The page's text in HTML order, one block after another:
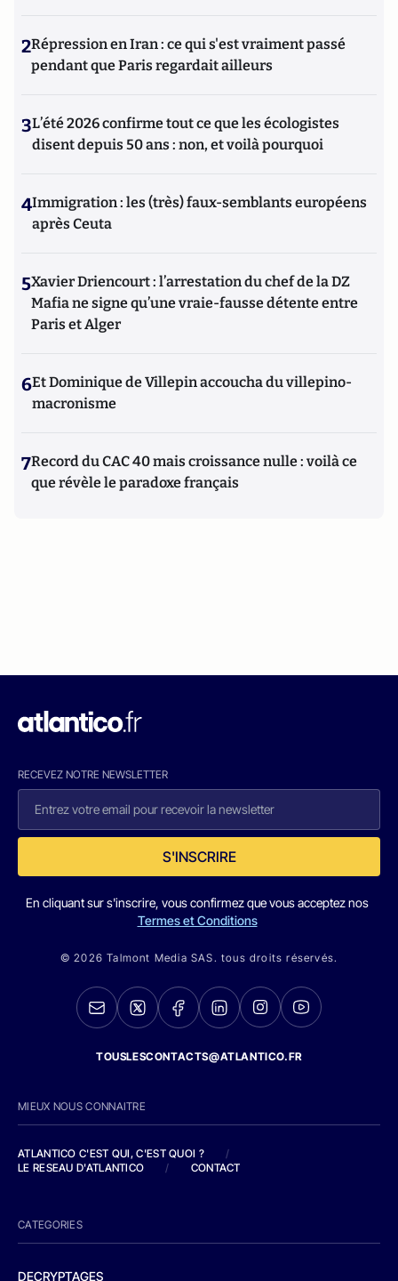
2Répression en Iran : ce qui s'est vraiment passé
pendant que Paris regardait ailleurs
3L’été 2026 confirme tout ce que les écologistes
disent depuis 50 ans : non, et voilà pourquoi
4Immigration : les (très) faux-semblants européens
après Ceuta
5Xavier Driencourt : l’arrestation du chef de la DZ
Mafia ne signe qu’une vraie-fausse détente entre
Paris et Alger
6Et Dominique de Villepin accoucha du villepino-
macronisme
7Record du CAC 40 mais croissance nulle : voilà ce
que révèle le paradoxe français
RECEVEZ NOTRE NEWSLETTER
S'INSCRIRE
En cliquant sur s'inscrire, vous confirmez que vous acceptez nos
Termes et Conditions
© 2026 Talmont Media SAS. tous droits réservés.
TOUSLESCONTACTS@ATLANTICO.FR
MIEUX NOUS CONNAITRE
ATLANTICO C'EST QUI, C'EST QUOI ?
/
LE RESEAU D'ATLANTICO
/ CONTACT
CATEGORIES
DECRYPTAGES